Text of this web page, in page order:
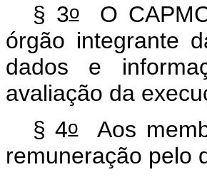
§ 3oO
órgão integrante
dados e
avaliação da
§ 4oAos
remuneração pelo